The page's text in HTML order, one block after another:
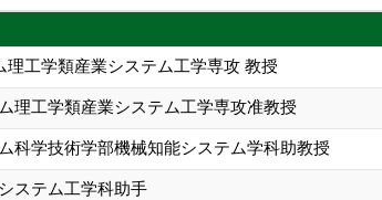
工学類産業システム工学専攻 教授
理工学類産業システム工学専攻准教授
科学技術学部機械知能システム学科助教授
ステム工学科助手